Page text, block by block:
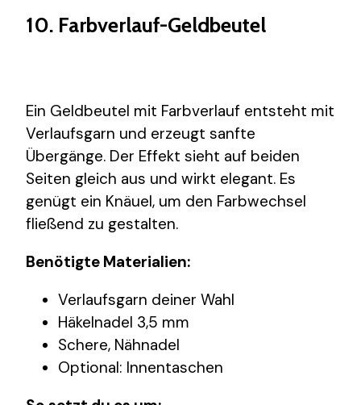
10. Farbverlauf-Geldbeutel
Ein Geldbeutel mit Farbverlauf entsteht mit
Verlaufsgarn und erzeugt sanfte
Übergänge. Der Effekt sieht auf beiden
Seiten gleich aus und wirkt elegant. Es
genügt ein Knäuel, um den Farbwechsel
fließend zu gestalten.
Benötigte Materialien:
Verlaufsgarn deiner Wahl
Häkelnadel 3,5 mm
Schere, Nähnadel
Optional: Innentaschen